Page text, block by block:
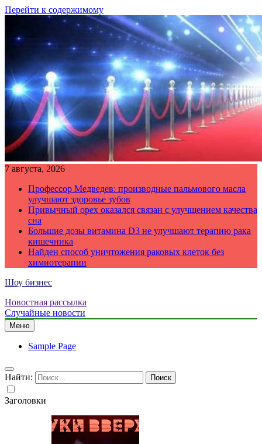
Перейти к содержимому
7 августа, 2026
Профессор Медведев: производные пальмового масла
улучшают здоровье зубов
Привычный орех оказался связан с улучшением качества
сна
Большие дозы витамина D3 не улучшают терапию рака
кишечника
Найден способ уничтожения раковых клеток без
химиотерапии
Шоу бизнес
Новостная рассылка
Случайные новости
Меню
Sample Page
Найти:
Заголовки